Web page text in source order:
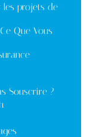
les projets de
Que Vous
Souscrire ?